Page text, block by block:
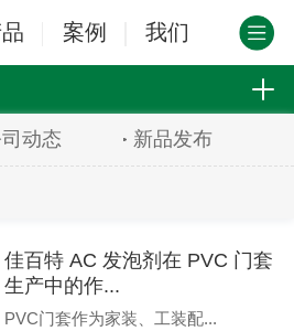
案例 我们
动态 新品发布
佳百特 AC 发泡剂在 PVC 门套
生产中的作...
PVC门套作为家装、工装配...